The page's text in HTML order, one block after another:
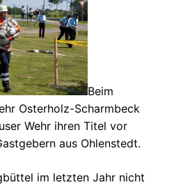
Beim
Osterholz-Scharmbeck
Wehr ihren Titel vor
aus Ohlenstedt.
im letzten Jahr nicht